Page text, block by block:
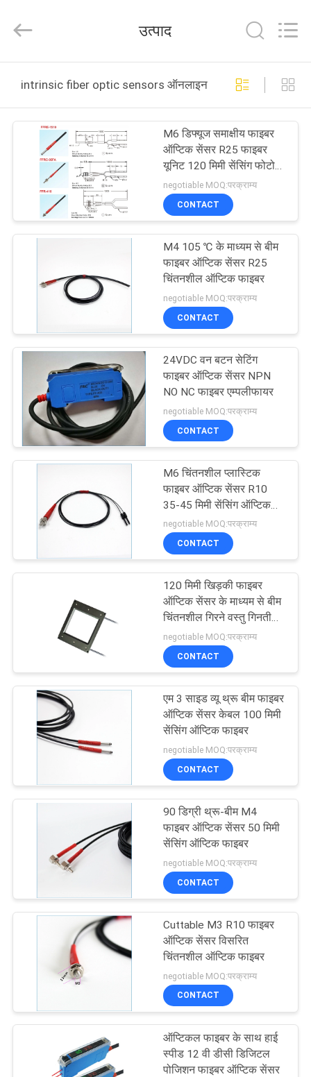
उत्पाद
भ्रमण
गुणवत्ता
नियंत्रण
संपर्क
समाचार
उद्धरण
की
PRIVACY
POLICY
(Hunan)
Co.,Ltd.
Reserved.
उत्पाद
intrinsic fiber optic sensors ऑनलाइन निर्माण
M6 डिफ्यूज समाक्षीय फाइबर
ऑप्टिक सेंसर R25 फाइबर
यूनिट 120 मिमी सेंसिंग फोटो
सेंसर
negotiable MOQ:परक्राम्य
CONTACT
M4 105 ℃ के माध्यम से बीम
फाइबर ऑप्टिक सेंसर R25
चिंतनशील ऑप्टिक फाइबर
negotiable MOQ:परक्राम्य
CONTACT
24VDC वन बटन सेटिंग
फाइबर ऑप्टिक सेंसर NPN
NO NC फाइबर एम्पलीफायर
negotiable MOQ:परक्राम्य
CONTACT
M6 चिंतनशील प्लास्टिक
फाइबर ऑप्टिक सेंसर R10
35-45 मिमी सेंसिंग ऑप्टिक
फाइबर
negotiable MOQ:परक्राम्य
CONTACT
120 मिमी खिड़की फाइबर
ऑप्टिक सेंसर के माध्यम से बीम
चिंतनशील गिरने वस्तु गिनती
सेंसर
negotiable MOQ:परक्राम्य
CONTACT
एम 3 साइड व्यू थ्रू बीम फाइबर
ऑप्टिक सेंसर केबल 100 मिमी
सेंसिंग ऑप्टिक फाइबर
negotiable MOQ:परक्राम्य
CONTACT
90 डिग्री थ्रू-बीम M4
फाइबर ऑप्टिक सेंसर 50 मिमी
सेंसिंग ऑप्टिक फाइबर
negotiable MOQ:परक्राम्य
CONTACT
Cuttable M3 R10 फाइबर
ऑप्टिक सेंसर विसरित
चिंतनशील ऑप्टिक फाइबर
negotiable MOQ:परक्राम्य
CONTACT
ऑप्टिकल फाइबर के साथ हाई
स्पीड 12 वी डीसी डिजिटल
पोजिशन फाइबर ऑप्टिक सेंसर